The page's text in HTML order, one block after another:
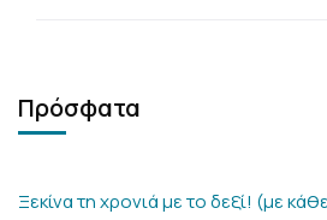
Πρόσφατα
Ξεκίνα τη χρονιά με το δεξί! (με